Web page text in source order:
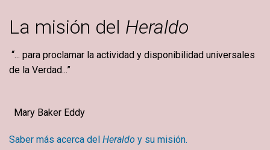
La misión del Heraldo
“... para proclamar la actividad y disponibilidad universales
de la Verdad...”
Mary Baker Eddy
Saber más acerca del Heraldo y su misión.